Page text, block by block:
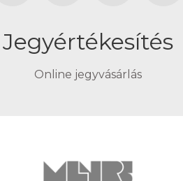
Jegyértékesítés
Online jegyvásárlás